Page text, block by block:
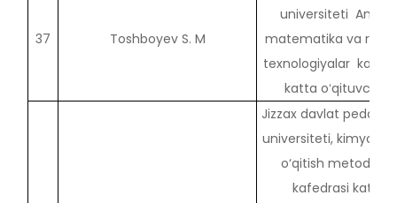
37 Toshboyev S. M
universiteti Amaliy
matematika va
texnologiyalar
katta oʻqituvchisi
Jizzax davlat
universiteti, kimyo va
o‘qitish metodikasi
kafedrasi katta